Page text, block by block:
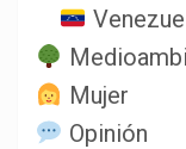
Mujer
Opinión